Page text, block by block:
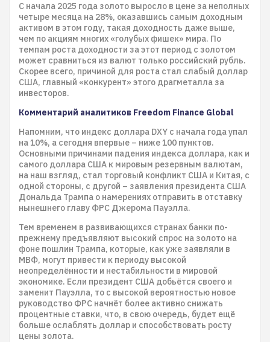
С начала 2025 года золото выросло в цене за неполных
четыре месяца на 28%, оказавшись самым доходным
активом в этом году, такая доходность даже выше,
чем по акциям многих «голубых фишек» мира. По
темпам роста доходности за этот период с золотом
может сравниться из валют только российский рубль.
Скорее всего, причиной для роста стал слабый доллар
США, главный «конкурент» этого драгметалла за
инвесторов.
Комментарий аналитиков Freedom Finance Global
Напомним, что индекс доллара DXY с начала года упал
на 10%, а сегодня впервые – ниже 100 пунктов.
Основными причинами падения индекса доллара, как и
самого доллара США к мировым резервным валютам,
на наш взгляд, стал торговый конфликт США и Китая, с
одной стороны, с другой – заявления президента США
Дональда Трампа о намерениях отправить в отставку
нынешнего главу ФРС Джерома Пауэлла.
Тем временем в развивающихся странах банки по-
прежнему предъявляют высокий спрос на золото на
фоне пошлин Трампа, которые, как уже заявляли в
МВФ, могут привести к периоду высокой
неопределённости и нестабильности в мировой
экономике. Если президент США добьётся своего и
заменит Пауэлла, то с высокой вероятностью новое
руководство ФРС начнёт более активно снижать
процентные ставки, что, в свою очередь, будет ещё
больше ослаблять доллар и способствовать росту
цены золота.